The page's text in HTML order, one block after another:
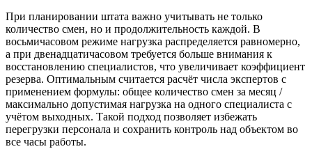
При планировании штата важно учитывать не только
количество смен, но и продолжительность каждой. В
восьмичасовом режиме нагрузка распределяется равномерно,
а при двенадцатичасовом требуется больше внимания к
восстановлению специалистов, что увеличивает коэффициент
резерва. Оптимальным считается расчёт числа экспертов с
применением формулы: общее количество смен за месяц /
максимально допустимая нагрузка на одного специалиста с
учётом выходных. Такой подход позволяет избежать
перегрузки персонала и сохранить контроль над объектом во
все часы работы.